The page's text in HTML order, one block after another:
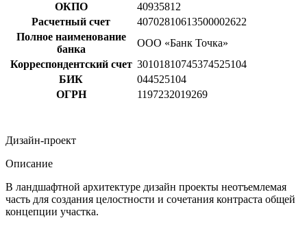
ОКПО
40935812
Расчетный счет
40702810613500002622
Полное наименование
банка
ООО «Банк Точка»
Корреспондентский счет 30101810745374525104
БИК
044525104
ОГРН
1197232019269
Дизайн-проект
Описание
В ландшафтной архитектуре дизайн проекты неотъемлемая
часть для создания целостности и сочетания контраста общей
концепции участка.